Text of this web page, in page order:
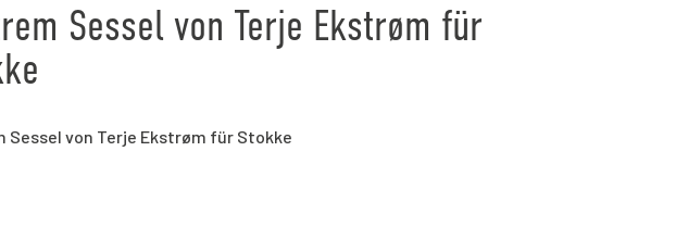
Sessel von Terje Ekstrøm für
Sessel von Terje Ekstrøm für Stokke